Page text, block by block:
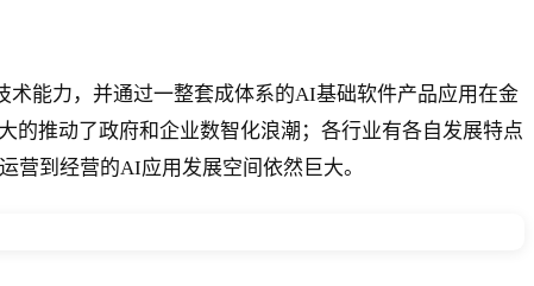
术能力，并通过一整套成体系的AI基础软件产品应用在金
的推动了政府和企业数智化浪潮；各行业有各自发展特点
到经营的AI应用发展空间依然巨大。